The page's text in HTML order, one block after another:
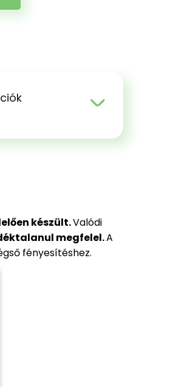
készült.Valódi
megfelel.A
fényesítéshez.